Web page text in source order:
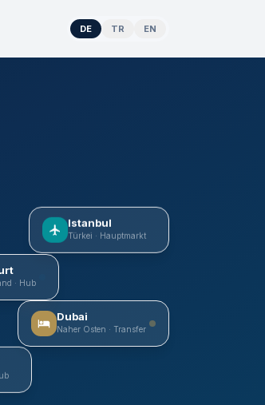
DE TR EN
Istanbul
Türkei · Hauptmarkt
· Hub
Dubai
Naher Osten · Transfer